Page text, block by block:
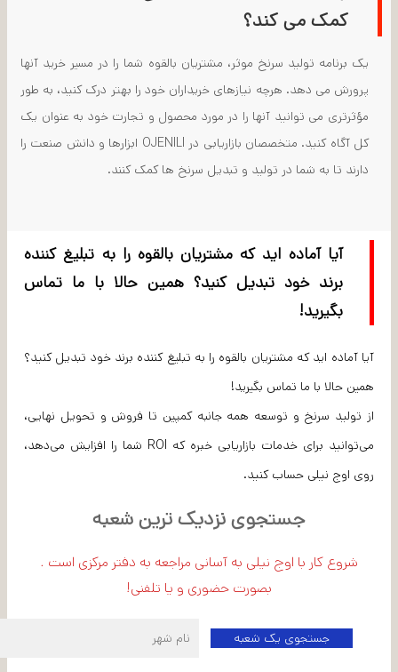
کمک می کند؟
یک برنامه تولید سرنخ موثر، مشتریان بالقوه شما را در مسیر خرید آنها
پرورش می دهد. هرچه نیازهای خریداران خود را بهتر درک کنید، به طور
مؤثرتری می توانید آنها را در مورد محصول و تجارت خود به عنوان یک
کل آگاه کنید. متخصصان بازاریابی در OJENILI ابزارها و دانش صنعت را
دارند تا به شما در تولید و تبدیل سرنخ ها کمک کنند.
آیا آماده اید که مشتریان بالقوه را به تبلیغ کننده
برند خود تبدیل کنید؟ همین حالا با ما تماس
بگیرید!
آیا آماده اید که مشتریان بالقوه را به تبلیغ کننده برند خود تبدیل کنید؟
همین حالا با ما تماس بگیرید!
از تولید سرنخ و توسعه همه جانبه کمپین تا فروش و تحویل نهایی،
می‌توانید برای خدمات بازاریابی خبره که ROI شما را افزایش می‌دهد،
روی اوج نیلی حساب کنید.
جستجوی نزدیک ترین شعبه
شروع کار با اوج نیلی به آسانی مراجعه به دفتر مرکزی است .
بصورت حضوری و یا تلفنی!